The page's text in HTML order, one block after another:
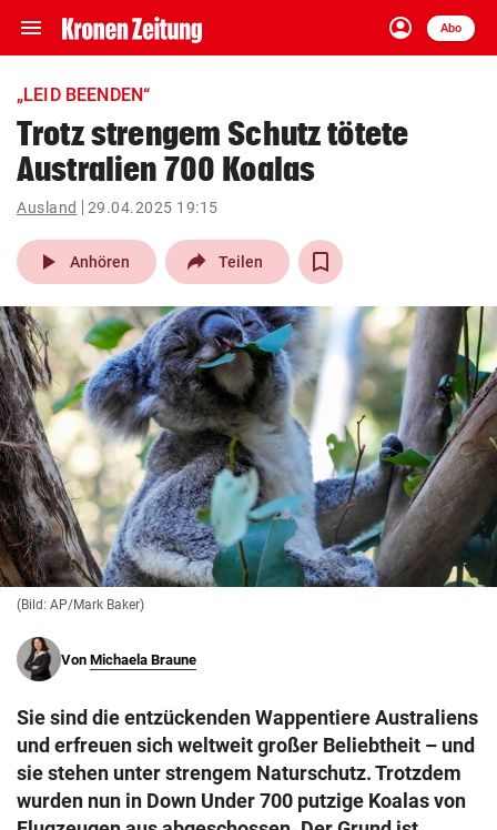
menu Navigation
ein-/ausklappen
account_circle
Anmelden
Abo
close Schließen
account_circle Anmelden
pin_drop
Wien arrow_right
bookmark
search
Suchbegriff
eingeben
© Krone Multimedia GmbH & Co KG 2026
Muthgasse 2, 1190 Wien
„LEID BEENDEN“
Trotz strengem Schutz tötete
Australien 700 Koalas
Ausland 29.04.2025 19:15
play_arrow Anhören Teilen
(Bild: AP/Mark Baker)
Von Michaela Braune
Sie sind die entzückenden Wappentiere Australiens
und erfreuen sich weltweit großer Beliebtheit – und
sie stehen unter strengem Naturschutz. Trotzdem
wurden nun in Down Under 700 putzige Koalas von